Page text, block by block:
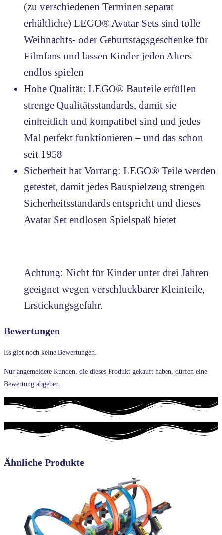
(zu verschiedenen Terminen separat
erhältliche) LEGO® Avatar Sets sind tolle
Weihnachts- oder Geburtstagsgeschenke für
Filmfans und lassen Kinder jeden Alters
endlos spielen
Hohe Qualität: LEGO® Bauteile erfüllen
strenge Qualitätsstandards, damit sie
einheitlich und kompatibel sind und jedes
Mal perfekt funktionieren – und das schon
seit 1958
Sicherheit hat Vorrang: LEGO® Teile werden
getestet, damit jedes Bauspielzeug strengen
Sicherheitsstandards entspricht und dieses
Avatar Set endlosen Spielspaß bietet
Achtung: Nicht für Kinder unter drei Jahren
geeignet wegen verschluckbarer Kleinteile,
Erstickungsgefahr.
Bewertungen
Es gibt noch keine Bewertungen.
Nur angemeldete Kunden, die dieses Produkt gekauft haben, dürfen eine
Bewertung abgeben.
Ähnliche Produkte